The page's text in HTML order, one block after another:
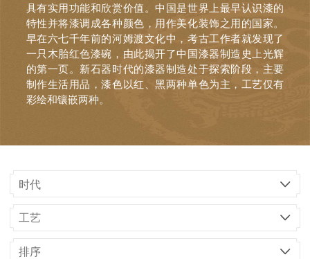
具有实用功能和欣赏价值。中国是世界上最早认识漆的
特性并将漆调成各种颜色，用作美化装饰之用的国家。
早在六七千年前的河姆渡文化中，考古工作者就发现了
一只木胎红色漆碗，由此揭开了中国漆器制造史上光辉
的第一页。新石器时代的漆器制造处于探索阶段，主要
制作生活用品，漆色以红、黑两种单色为主，工艺仅有
彩绘和镶嵌两种。
时代
工艺
排序